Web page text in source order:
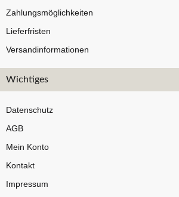
Zahlungsmöglichkeiten
Lieferfristen
Versandinformationen
Wichtiges
Datenschutz
AGB
Mein Konto
Kontakt
Impressum